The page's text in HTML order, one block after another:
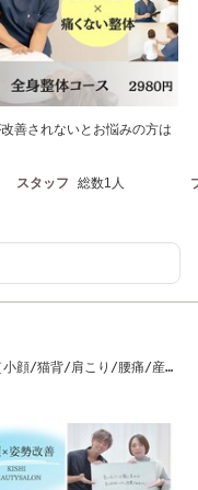
善されないとお悩みの方は
スタッフ 総数1人
小顔/猫背/肩こり/腰痛/産